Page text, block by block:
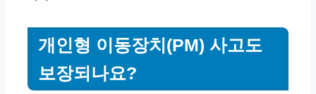
개인형 이동장치(PM) 사고도
보장되나요?